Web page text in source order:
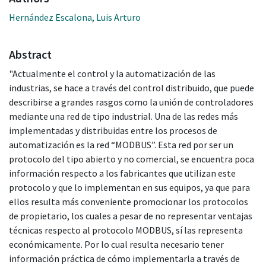
Hernández Escalona, Luis Arturo
Abstract
"Actualmente el control y la automatización de las
industrias, se hace a través del control distribuido, que puede
describirse a grandes rasgos como la unión de controladores
mediante una red de tipo industrial. Una de las redes más
implementadas y distribuidas entre los procesos de
automatización es la red “MODBUS”. Esta red por ser un
protocolo del tipo abierto y no comercial, se encuentra poca
información respecto a los fabricantes que utilizan este
protocolo y que lo implementan en sus equipos, ya que para
ellos resulta más conveniente promocionar los protocolos
de propietario, los cuales a pesar de no representar ventajas
técnicas respecto al protocolo MODBUS, sí las representa
económicamente. Por lo cual resulta necesario tener
información práctica de cómo implementarla a través de